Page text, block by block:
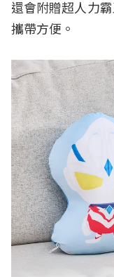
還會附贈超人力
攜帶方便。